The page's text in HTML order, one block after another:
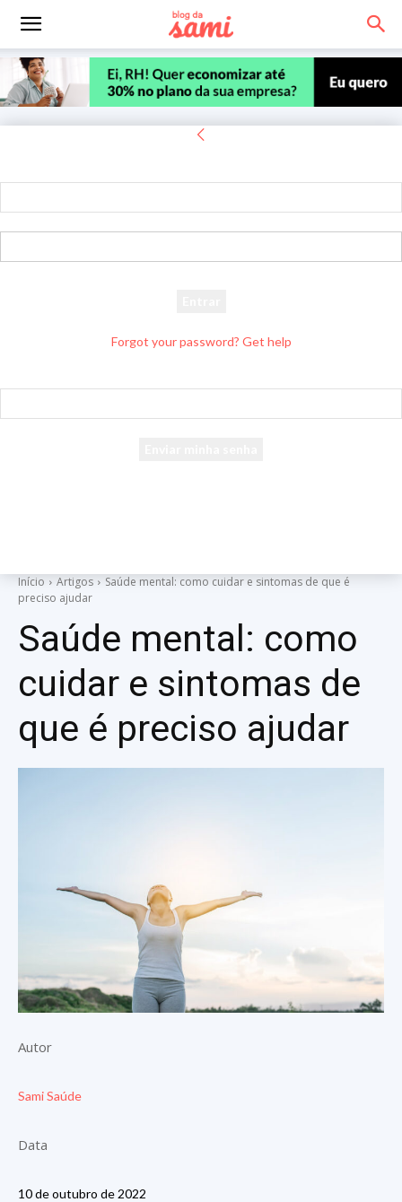
Forgot your password? Get help
Início Artigos
Saúde mental: como cuidar e sintomas de que é
preciso ajudar
Saúde mental: como
cuidar e sintomas de
que é preciso ajudar
Autor
Sami Saúde
Data
10 de outubro de 2022